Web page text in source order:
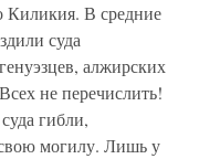
Киликия. В средние
суда
алжирских
не перечислить!
гибли,
могилу. Лишь у